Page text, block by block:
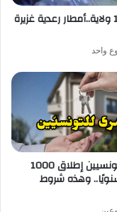
تشمل 14 ولاية..أمطار رعدية غزيرة
واحد
بشرى للتونسيين إطلاق 1000
وهذه شروط